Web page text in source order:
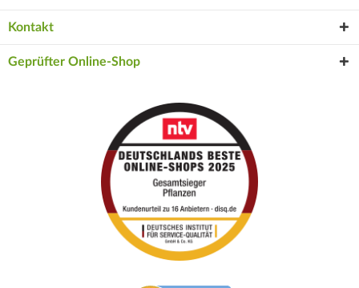
Kontakt
Geprüfter Online-Shop